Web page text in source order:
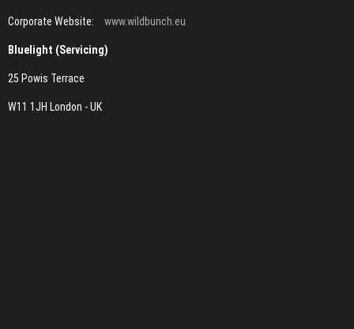
Corporate Website: www.wildbunch.eu
Bluelight (Servicing)
25 Powis Terrace
W11 1JH London - UK